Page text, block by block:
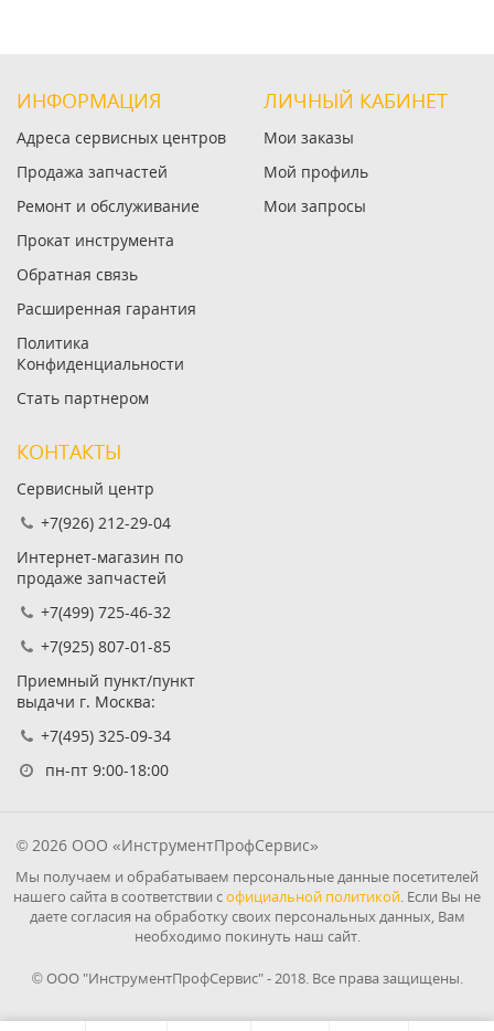
ИНФОРМАЦИЯ
Адреса сервисных центров
Продажа запчастей
Ремонт и обслуживание
Прокат инструмента
Обратная связь
Расширенная гарантия
Политика
Конфиденциальности
Стать партнером
ЛИЧНЫЙ КАБИНЕТ
Мои заказы
Мой профиль
Мои запросы
КОНТАКТЫ
Сервисный центр
+7(926) 212-29-04
Интернет-магазин по
продаже запчастей
+7(499) 725-46-32
+7(925) 807-01-85
Приемный пункт/пункт
выдачи г. Москва:
+7(495) 325-09-34
пн-пт 9:00-18:00
© 2026 ООО «ИнструментПрофСервис»
Мы получаем и обрабатываем персональные данные посетителей
нашего сайта в соответствии софициальной политикой. Если Вы не
даете согласия на обработку своих персональных данных, Вам
необходимо покинуть наш сайт.
© ООО "ИнструментПрофСервис" - 2018. Все права защищены.